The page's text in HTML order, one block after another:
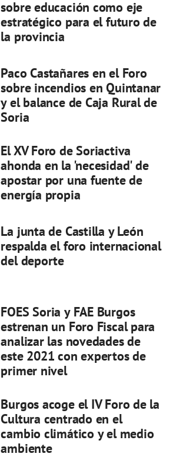
sobre educación como eje
estratégico para el futuro de
la provincia
Paco Castañares en el Foro
sobre incendios en Quintanar
y el balance de Caja Rural de
Soria
El XV Foro de Soriactiva
ahonda en la 'necesidad' de
apostar por una fuente de
energía propia
La junta de Castilla y León
respalda el foro internacional
del deporte
FOES Soria y FAE Burgos
estrenan un Foro Fiscal para
analizar las novedades de
este 2021 con expertos de
primer nivel
Burgos acoge el IV Foro de la
Cultura centrado en el
cambio climático y el medio
ambiente